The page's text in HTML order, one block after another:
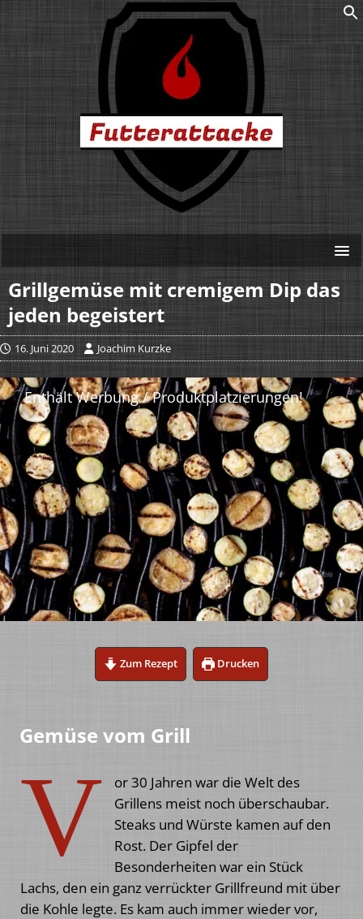
Grillgemüse mit cremigem Dip das
jeden begeistert
16. Juni 2020 Joachim Kurzke
Zum Rezept Drucken
Gemüse vom Grill
V
or 30 Jahren war die Welt des
Grillens meist noch überschaubar.
Steaks und Würste kamen auf den
Rost. Der Gipfel der
Besonderheiten war ein Stück
Lachs, den ein ganz verrückter Grillfreund mit über
die Kohle legte. Es kam auch immer wieder vor,